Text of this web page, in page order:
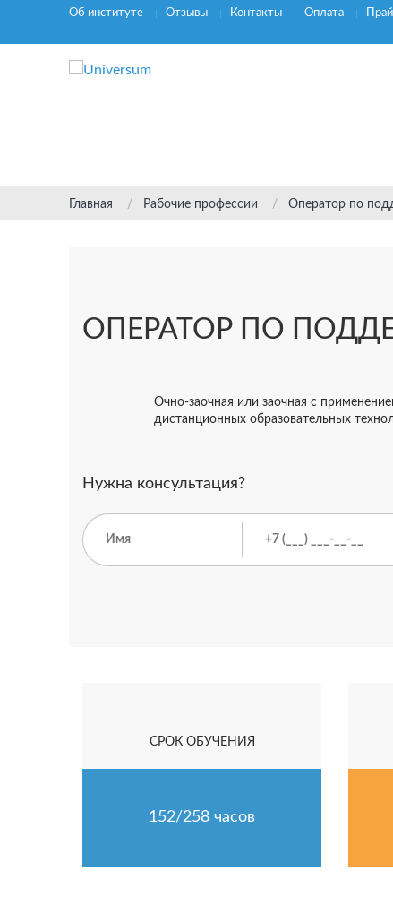
Об институте Отзывы Контакты Оплата
Главная Рабочие профессии Оператор по
ОПЕРАТОР ПО
Очно-заочная или заочная с
дистанционных образовательных
Нужна консультация?
СРОК ОБУЧЕНИЯ
152/258 часов